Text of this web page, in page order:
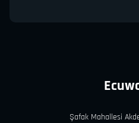
Şafak Mahallesi